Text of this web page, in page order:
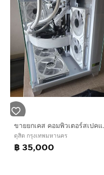
ขายยก
ดุสิต กรุงเทพมหานคร
฿ 35,000